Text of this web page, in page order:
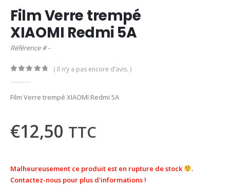
Film Verre trempé
XIAOMI Redmi 5A
Référence # -
( Il n’y a pas encore d’avis. )
Film Verre trempé XIAOMI Redmi 5A
€12,50 TTC
Malheureusement ce produit est en rupture de stock
.
Contactez-nous pour plus d'informations !